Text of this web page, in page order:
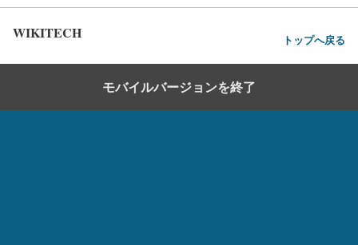
WIKITECH トップへ戻る
モバイルバージョンを終了